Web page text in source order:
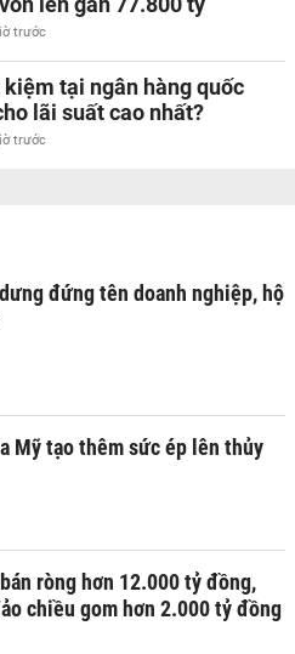
trước
tại ngân hàng quốc
lãi suất cao nhất?
trước
đứng tên doanh nghiệp, hộ
Mỹ tạo thêm sức ép lên thủy
ròng hơn 12.000 tỷ đồng,
chiều gom hơn 2.000 tỷ đồng